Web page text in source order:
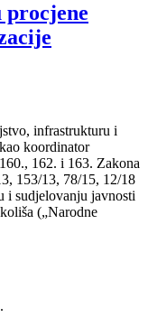
procjene
infrastrukturu i
koordinator
162. i 163. Zakona
153/13, 78/15, 12/18
i sudjelovanju javnosti
(„Narodne